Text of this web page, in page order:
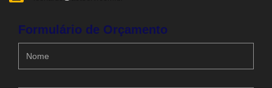
Formulário de Orçamento